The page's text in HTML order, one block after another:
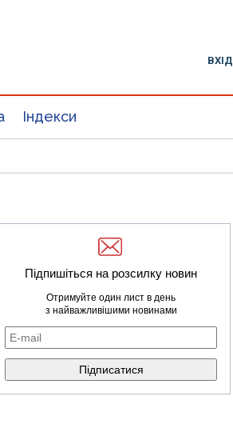
ВХІД
Індекси
Підпишіться на розсилку новин
Отримуйте один лист в день
з найважливішими новинами